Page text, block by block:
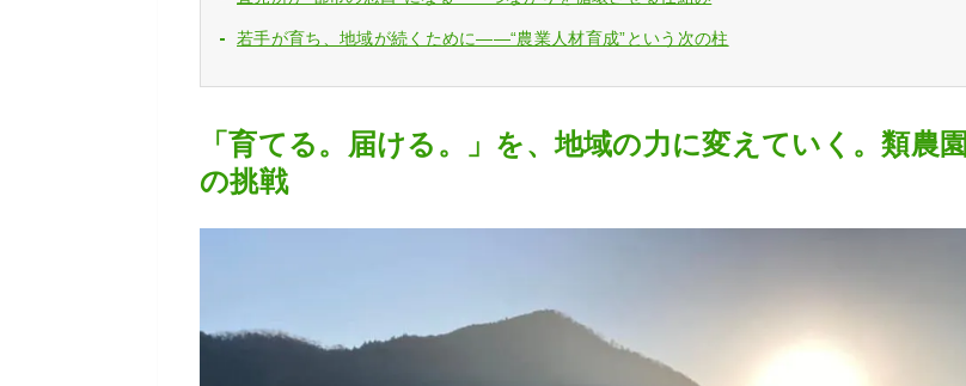
若手が育ち、地域が続くために——“農業人材育成”という次の柱
「育てる。届ける。」を、地域の力に変えていく。類農園
の挑戦